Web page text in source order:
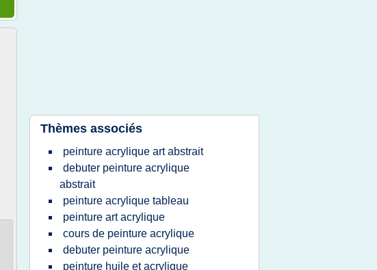
Thèmes associés
peinture acrylique art abstrait
debuter peinture acrylique
abstrait
peinture acrylique tableau
peinture art acrylique
cours de peinture acrylique
debuter peinture acrylique
peinture huile et acrylique